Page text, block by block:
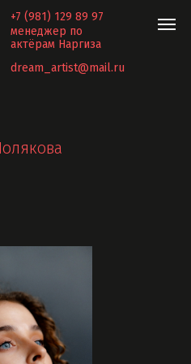
+7 (981) 129 89 97
dream_artist@mail.ru
менеджер по
актёрам Наргиза